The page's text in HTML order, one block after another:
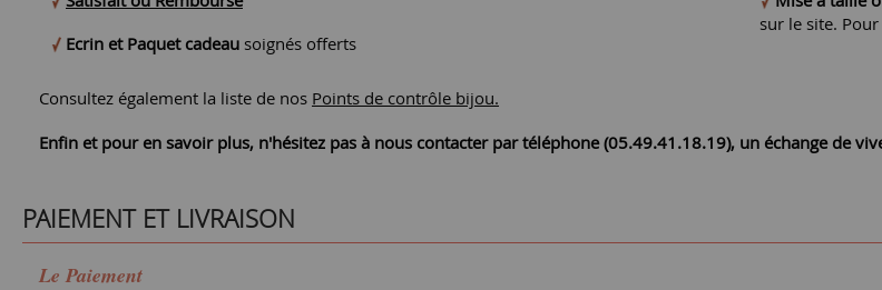
sur le site.
Ecrin et Paquet cadeau soignés offerts
Consultez également la liste de nos Points de contrôle bijou.
Enfin et pour en savoir plus, n'hésitez pas à nous contacter par téléphone (05.49.41.18.19), un échange de
PAIEMENT ET LIVRAISON
Le Paiement